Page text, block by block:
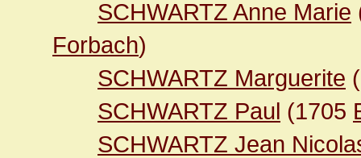
SCHWARTZ Anne Marie
Forbach)
SCHWARTZ Marguerite
SCHWARTZ Paul (1705
SCHWARTZ Jean